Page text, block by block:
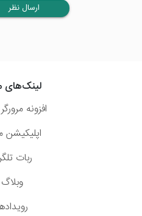
ارسال نظر
لینک‌های
افزونه
اپلیکیشن
ربات
وبلاگ